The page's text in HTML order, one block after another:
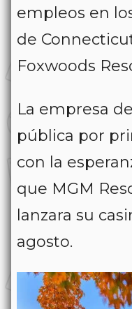
empleos en
de
Foxwoods
La empresa
pública por
con la
que MGM
lanzara su
agosto.